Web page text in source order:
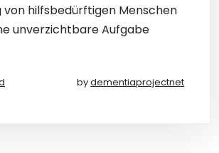
von hilfsbedürftigen Menschen
unverzichtbare Aufgabe
bydementiaprojectnet